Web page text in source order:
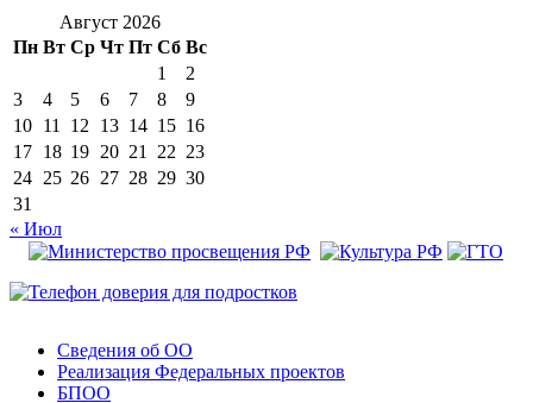
Август 2026
Пн Вт Ср Чт Пт Сб Вс
1
2
3
4 5 6 7 8
9
10 11 12 13 14 15 16
17 18 19 20 21 22 23
24 25 26 27 28 29 30
31
« Июл
Сведения об ОО
Реализация Федеральных проектов
БПОО